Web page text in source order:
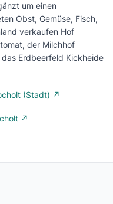
um einen
Obst, Gemüse, Fisch,
verkaufen Hof
der Milchhof
Erdbeerfeld Kickheide
(Stadt) ↗
↗